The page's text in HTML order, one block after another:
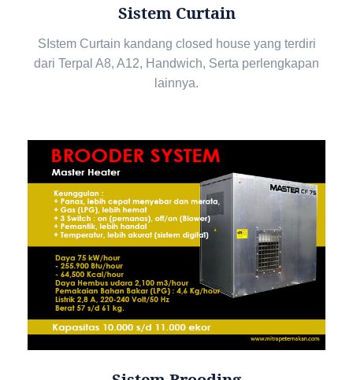
Sistem Curtain
SIstem Curtain kandang closed house yang terdiri
dari Terpal A8, A12, Handwich, Serta perlengkapan
lainnya.